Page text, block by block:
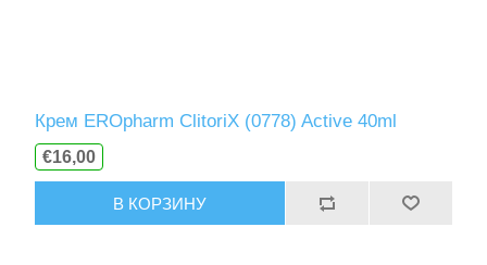
Крем EROpharm ClitoriX (0778) Active 40ml
€16,00
В КОРЗИНУ